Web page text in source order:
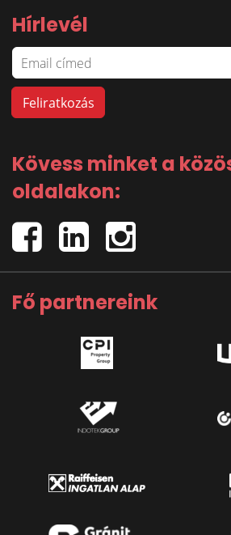
Hírlevél
Kövess minket a
oldalakon:
Fő partnereink